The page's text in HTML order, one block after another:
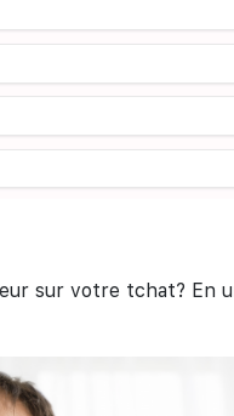
sur votre tchat? En